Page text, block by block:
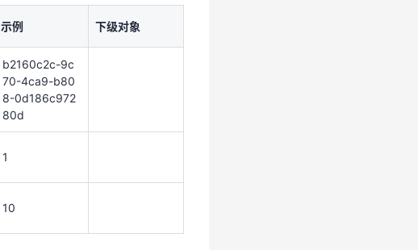
70-4ca9-b80
1
示例 下级对象
b2160c2c-9c
70-4ca9-b80
8-0d186c972
80d
1
10